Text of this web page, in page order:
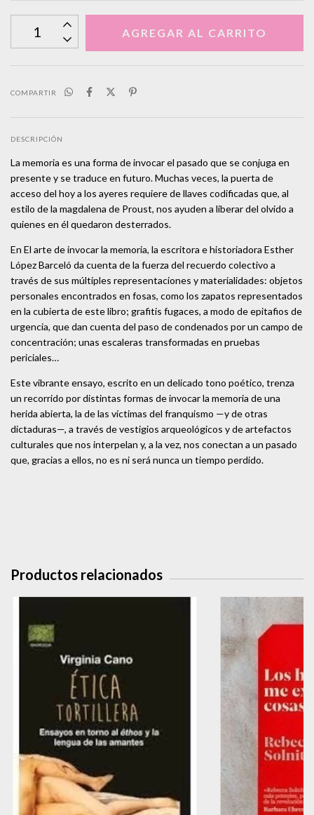
COMPARTIR
DESCRIPCIÓN
La memoria es una forma de invocar el pasado que se conjuga en
presente y se traduce en futuro. Muchas veces, la puerta de
acceso del hoy a los ayeres requiere de llaves codificadas que, al
estilo de la magdalena de Proust, nos ayuden a liberar del olvido a
quienes en él quedaron desterrados.
En El arte de invocar la memoria, la escritora e historiadora Esther
López Barceló da cuenta de la fuerza del recuerdo colectivo a
través de sus múltiples representaciones y materialidades: objetos
personales encontrados en fosas, como los zapatos representados
en la cubierta de este libro; grafitis fugaces, a modo de epitafios de
urgencia, que dan cuenta del paso de condenados por un campo de
concentración; unas escaleras transformadas en pruebas
periciales…
Este vibrante ensayo, escrito en un delicado tono poético, trenza
un recorrido por distintas formas de invocar la memoria de una
herida abierta, la de las víctimas del franquismo —y de otras
dictaduras—, a través de vestigios arqueológicos y de artefactos
culturales que nos interpelan y, a la vez, nos conectan a un pasado
que, gracias a ellos, no es ni será nunca un tiempo perdido.
Productos relacionados